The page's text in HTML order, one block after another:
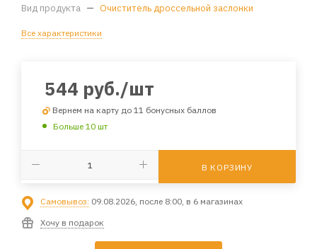
Вид продукта — Очиститель дроссельной заслонки
Все характеристики
544 руб./шт
Вернем на карту до 11 бонусных баллов
Больше 10 шт
В КОРЗИНУ
Самовывоз: 09.08.2026, после 8:00, в 6 магазинах
Хочу в подарок